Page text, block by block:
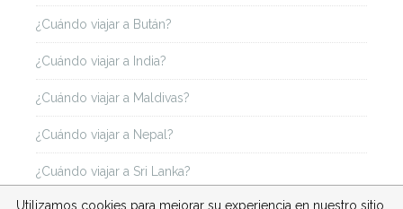
¿Cuándo viajar a Bután?
¿Cuándo viajar a India?
¿Cuándo viajar a Maldivas?
¿Cuándo viajar a Nepal?
¿Cuándo viajar a Sri Lanka?
Utilizamos cookies para mejorar su experiencia en nuestro sitio.